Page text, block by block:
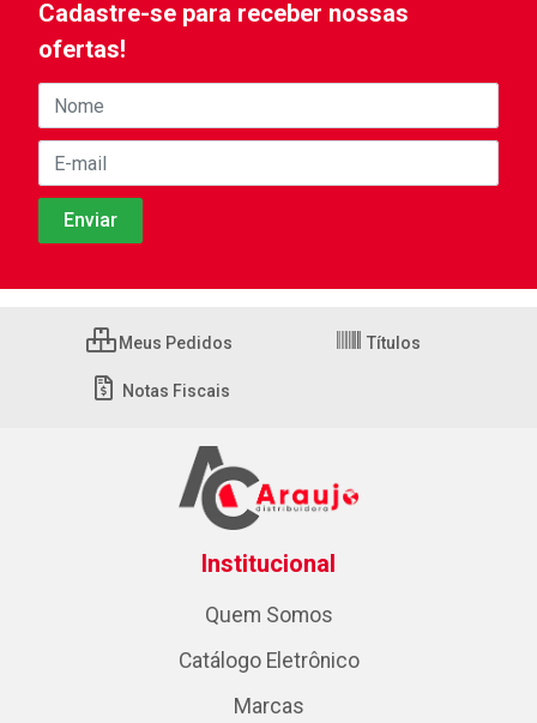
Cadastre-se para receber nossas
ofertas!
Meus Pedidos Títulos
Notas Fiscais
Institucional
Quem Somos
Catálogo Eletrônico
Marcas